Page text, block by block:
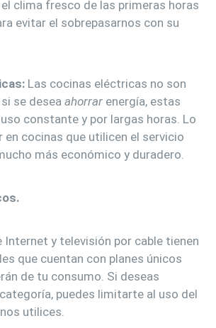
clima fresco de las primeras horas
evitar el sobrepasarnos con su
Las cocinas eléctricas no son
se desea ahorrar energía, estas
constante y por largas horas. Lo
en cocinas que utilicen el servicio
más económico y duradero.
Internet y televisión por cable tienen
que cuentan con planes únicos
de tu consumo. Si deseas
puedes limitarte al uso del
utilices.